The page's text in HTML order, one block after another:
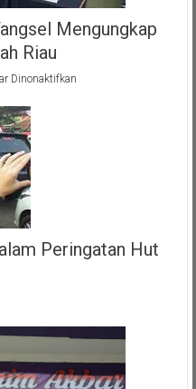
Mengungkap
Riau
Dinonaktifkanpada
Peringatan Hut